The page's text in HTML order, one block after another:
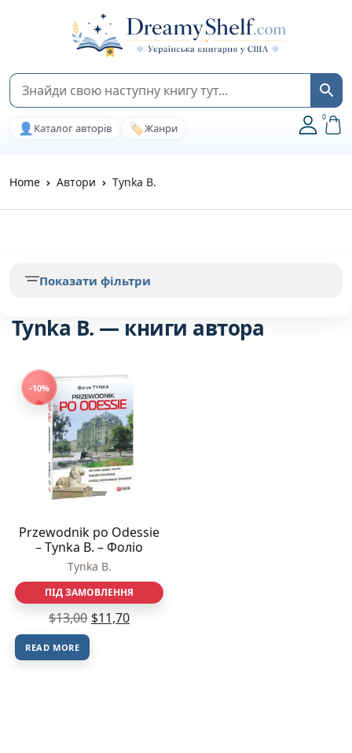
👤 Каталог авторів 🏷️Жанри
0
Home Автори Tynka B.
Tynka B. — книги автора
-10%
Przewodnik po Odessie
– Tynka B. – Фоліо
Tynka B.
ПІД ЗАМОВЛЕННЯ
$13,00 $11,70
READ MORE
Показати фільтри